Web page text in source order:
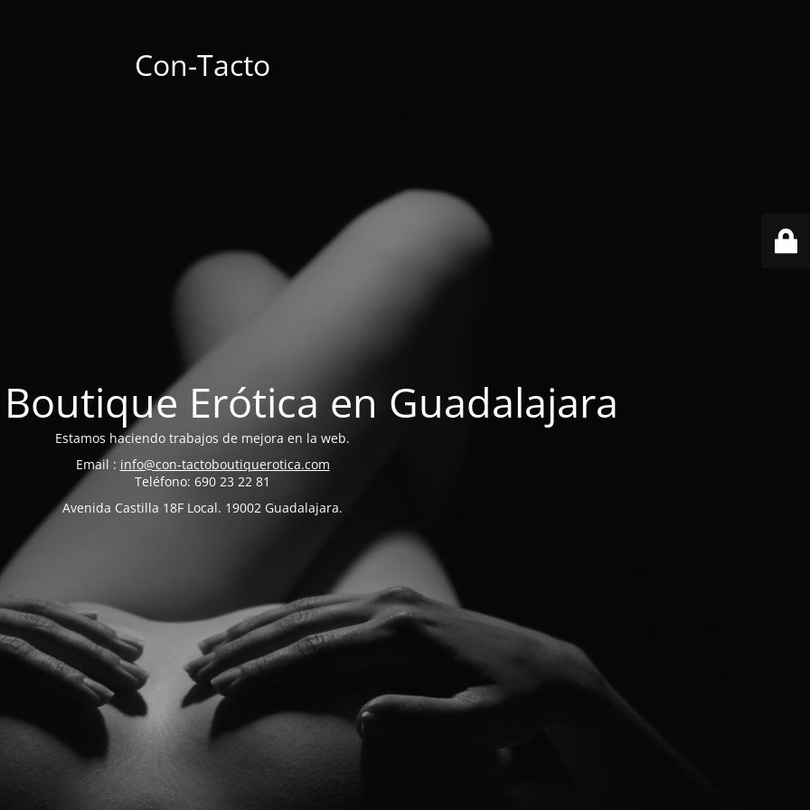
Con-Tacto
Erótica en Guadalajara
Estamos haciendo trabajos de mejora en la web.
Email : info@con-tactoboutiquerotica.com
Teléfono: 690 23 22 81
Avenida Castilla 18F Local. 19002 Guadalajara.